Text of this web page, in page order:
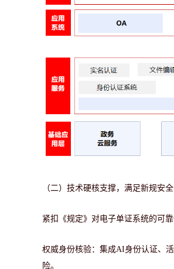
（二）技术硬核支撑，满足新规安
紧扣《规定》对电子单证系统的可
权威身份核验： 集成AI身份认证、
险。